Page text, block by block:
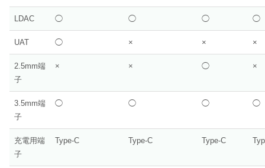
LDAC ◯ ◯ ◯ ◯
UAT ◯ × × ×
2.5mm端
子
× × ◯ ×
3.5mm端
子
◯ ◯ ◯ ◯
充電用端
子
Type-C Type-C Type-C